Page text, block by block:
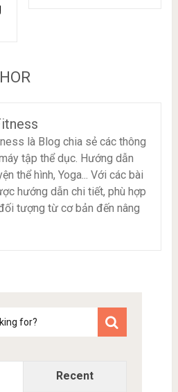
là Blog chia sẻ các thông
tập thể dục. Hướng dẫn
thể hình, Yoga... Với các bài
hướng dẫn chi tiết, phù hợp
tượng từ cơ bản đến nâng
Recent